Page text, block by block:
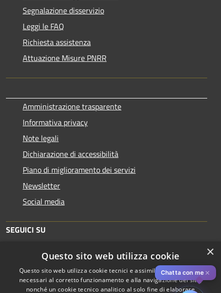
Segnalazione disservizio
Leggi le FAQ
Richiesta assistenza
Attuazione Misure PNRR
Amministrazione trasparente
Informativa privacy
Note legali
Dichiarazione di accessibilità
Piano di miglioramento dei servizi
Newsletter
Social media
SEGUICI SU
Chatta con me ✕
×
Questo sito web utilizza cookie
Questo sito web utilizza cookie tecnici e assimilati strettamente
necessari al corretto funzionamento e alla navigazione del sito,
nonché un cookie tecnico analitico al solo fine di elaborare